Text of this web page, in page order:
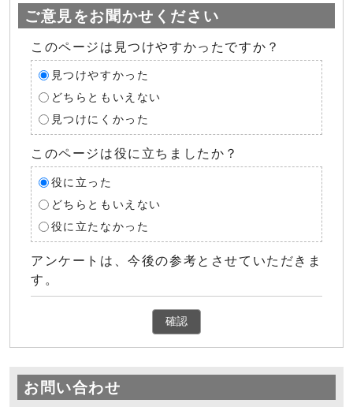
ご意見をお聞かせください
このページは見つけやすかったですか？
見つけやすかった
どちらともいえない
見つけにくかった
このページは役に立ちましたか？
役に立った
どちらともいえない
役に立たなかった
アンケートは、今後の参考とさせていただきま
す。
確認
お問い合わせ